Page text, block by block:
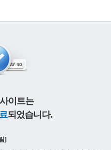
이트는
되었습니다.
]